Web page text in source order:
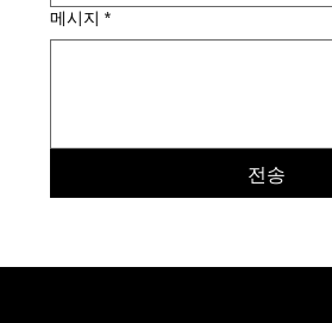
메시지 *
전송